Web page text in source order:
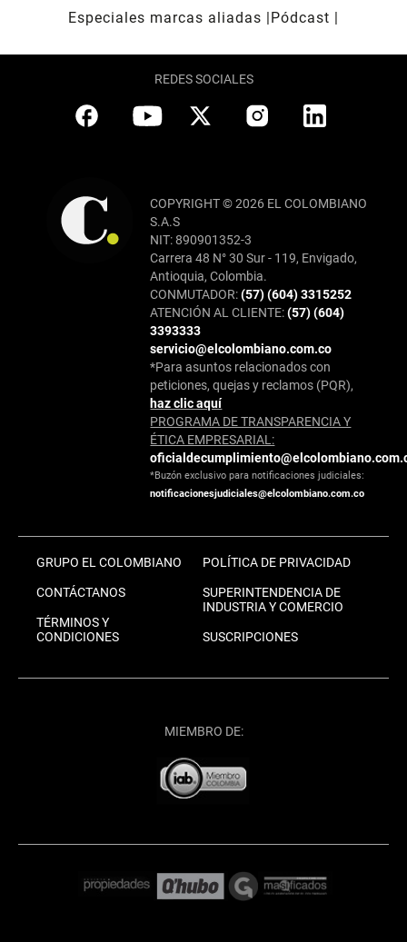
Especiales marcas aliadas
Pódcast
REDES SOCIALES
COPYRIGHT © 2026 EL COLOMBIANO
S.A.S
NIT: 890901352-3
Carrera 48 N° 30 Sur - 119, Envigado,
Antioquia, Colombia.
CONMUTADOR:(57) (604) 3315252
ATENCIÓN AL CLIENTE:(57) (604)
3393333
servicio@elcolombiano.com.co
*Para asuntos relacionados con
peticiones, quejas y reclamos (PQR),
haz clic aquí
PROGRAMA DE TRANSPARENCIA Y
ÉTICA EMPRESARIAL:
*Buzón exclusivo para notificaciones judiciales:
notificacionesjudiciales@elcolombiano.com.co
GRUPO EL COLOMBIANO
CONTÁCTANOS
TÉRMINOS Y
CONDICIONES
POLÍTICA DE PRIVACIDAD
SUPERINTENDENCIA DE
INDUSTRIA Y COMERCIO
SUSCRIPCIONES
MIEMBRO DE: